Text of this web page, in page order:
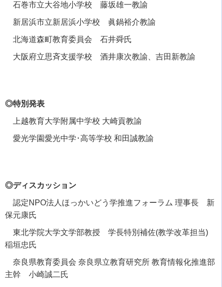
石巻市立大谷地小学校 藤坂雄一教諭
新居浜市立新居浜小学校 眞鍋裕介教諭
北海道森町教育委員会 石井舜氏
大阪府立思斉支援学校 酒井康次教諭、吉田新教諭
◎特別発表
上越教育大学附属中学校 大崎貢教諭
愛光学園愛光中学･高等学校 和田誠教諭
◎ディスカッション
認定NPO法人ほっかいどう学推進フォーラム 理事長 新
保元康氏
東北学院大学文学部教授 学長特別補佐(教学改革担当)
稲垣忠氏
奈良県教育委員会 奈良県立教育研究所 教育情報化推進部
主幹 小崎誠二氏